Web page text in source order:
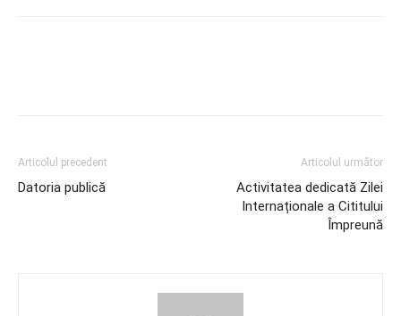
Articolul precedent
Datoria publică
Articolul următor
Activitatea dedicată Zilei
Internaționale a Cititului
Împreună